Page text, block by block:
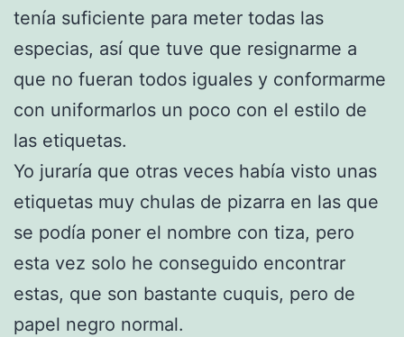
tenía suficiente para meter todas las
especias, así que tuve que resignarme a
que no fueran todos iguales y conformarme
con uniformarlos un poco con el estilo de
las etiquetas.
Yo juraría que otras veces había visto unas
etiquetas muy chulas de pizarra en las que
se podía poner el nombre con tiza, pero
esta vez solo he conseguido encontrar
estas, que son bastante cuquis, pero de
papel negro normal.